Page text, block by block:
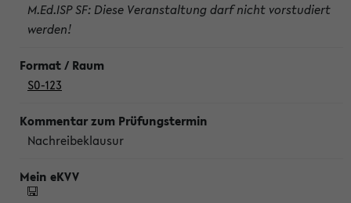
M.Ed.ISP SF: Diese Veranstaltung darf nicht vorstudiert
werden!
S0-123
Nachreibeklausur